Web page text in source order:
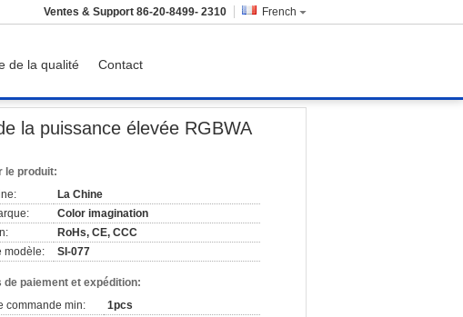
French
Ventes & Support 86-20-8499- 2310
de la qualité
Contact
LED pour la disco/partie/mariage
la puissance élevée RGBWA
le produit:
La Chine
Color imagination
RoHs, CE, CCC
modèle:
SI-077
de paiement et expédition:
commande min:
1pcs